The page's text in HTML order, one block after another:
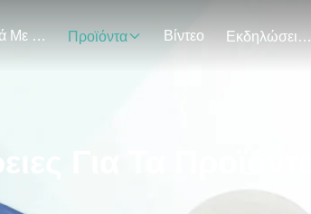
Σχετικά Με Εμάς Προϊόντα Βίντεο Εκδηλώσεις
Για Τα Προϊόντα